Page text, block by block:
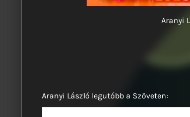
Aranyi
Aranyi László legutóbb a Szöveten: